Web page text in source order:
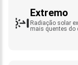
Extremo
Radiação solar
mais quentes do